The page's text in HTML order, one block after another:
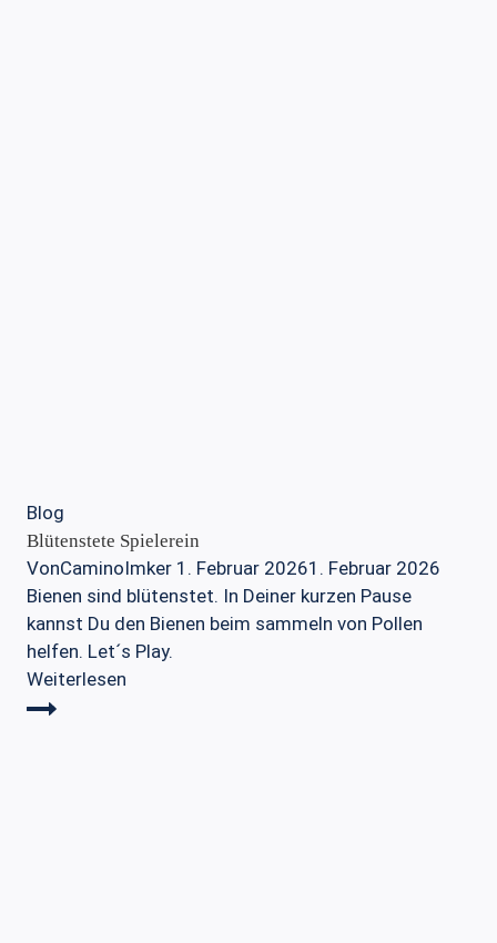
Blog
Blütenstete Spielerein
VonCaminoImker 1. Februar 20261. Februar 2026
Bienen sind blütenstet. In Deiner kurzen Pause
kannst Du den Bienen beim sammeln von Pollen
helfen. Let´s Play.
Weiterlesen